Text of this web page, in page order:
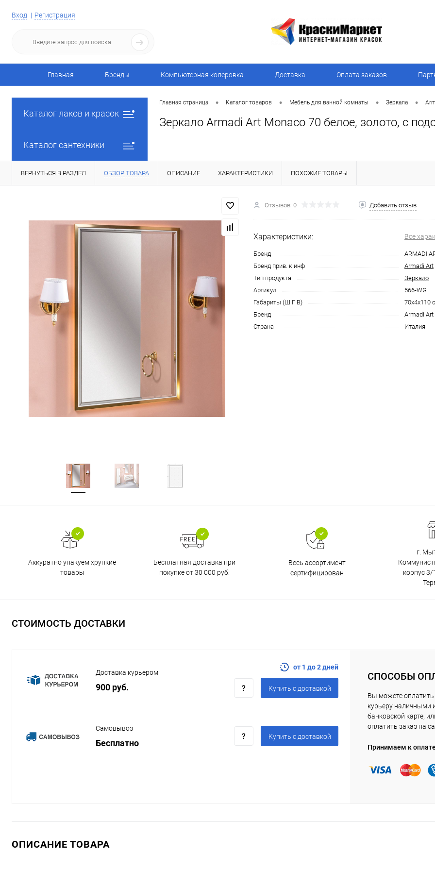
Вход Регистрация
Главная Бренды Компьютерная колеровка Доставка Оплата заказов
Каталог лаков и красок
Каталог сантехники
Главная страница • Каталог товаров • Мебель для ванной комнаты • Зеркала •
Зеркало Armadi Art Monaco 70 белое, золото, с
ВЕРНУТЬСЯ В РАЗДЕЛ ОБЗОР ТОВАРА ОПИСАНИЕ ХАРАКТЕРИСТИКИ ПОХОЖИЕ ТОВАРЫ
Отзывов: 0 Добавить отзыв
Характеристики: Все
Бренд
ARMADI
Бренд прив. к инф
Armadi Art
Тип продукта
Зеркало
Артикул
566-WG
Габариты (Ш Г В)
70x4x110
Бренд
Armadi Art
Страна
Италия
Аккуратно упакуем хрупкие
товары
Бесплатная доставка при
покупке от 30 000 руб.
Весь ассортимент
сертифицирован
г.
корпус 3/
СТОИМОСТЬ ДОСТАВКИ
Доставка курьером
900 руб.
от 1 до 2 дней
Купить c доставкой
Самовывоз
Бесплатно
Купить c доставкой
СПОСОБЫ
Вы можете оплатить
курьеру наличными
банковской карте,
оплатить заказ на
Принимаем к оплате
ОПИСАНИЕ ТОВАРА